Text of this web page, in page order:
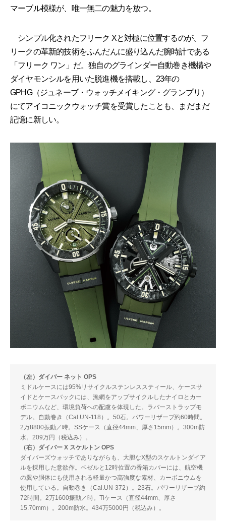
マーブル模様が、唯一無二の魅力を放つ。
シンプル化されたフリーク Xと対極に位置するのが、フ
リークの革新的技術をふんだんに盛り込んだ腕時計である
「フリーク ワン」だ。独自のグラインダー自動巻き機構や
ダイヤモンシルを用いた脱進機を搭載し、23年の
GPHG（ジュネーブ・ウォッチメイキング・グランプリ）
にてアイコニックウォッチ賞を受賞したことも、まだまだ
記憶に新しい。
（左）ダイバー ネット OPS
ミドルケースには95%リサイクルステンレススティール、ケースサ
イドとケースバックには、漁網をアップサイクルしたナイロとカー
ボニウムなど、環境負荷への配慮を体現した。ラバーストラップモ
デル。自動巻き（Cal.UN-118）。50石。パワーリザーブ約60時間。
2万8800振動／時。SSケース（直径44mm、厚さ15mm）。300m防
水。209万円（税込み）。
（右）ダイバー X スケルトン OPS
ダイバーズウォッチでありながらも、大胆なX型のスケルトンダイア
ルを採用した意欲作。ベゼルと12時位置の香箱カバーには、航空機
の翼や胴体にも使用される軽量かつ高強度な素材、カーボニウムを
使用している。自動巻き（Cal.UN-372）。23石。パワーリザーブ約
72時間。2万1600振動／時。Tiケース（直径44mm、厚さ
15.70mm）。200m防水。434万5000円（税込み）。